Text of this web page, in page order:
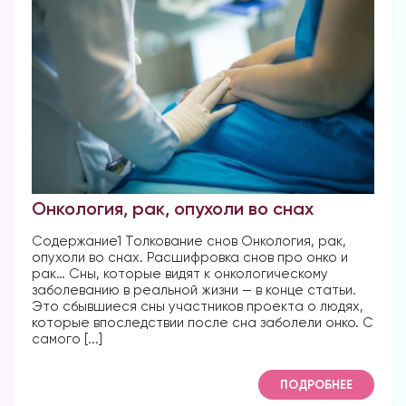
Онкология, рак, опухоли во снах
Содержание1 Толкование снов Онкология, рак,
опухоли во снах. Расшифровка снов про онко и
рак… Сны, которые видят к онкологическому
заболеванию в реальной жизни — в конце статьи.
Это сбывшиеся сны участников проекта о людях,
которые впоследствии после сна заболели онко. С
самого [...]
ПОДРОБНЕЕ